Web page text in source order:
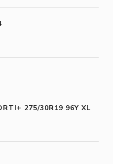
275/30R19 96Y XL